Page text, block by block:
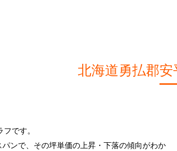
北海道勇払郡
です。
ンで、その坪単価の上昇・下落の傾向がわか